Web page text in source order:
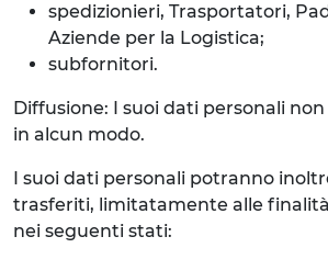
spedizionieri, Trasportatori,
Aziende per la Logistica;
subfornitori.
Diffusione: I suoi dati personali
in alcun modo.
I suoi dati personali potranno
trasferiti, limitatamente alle
nei seguenti stati: